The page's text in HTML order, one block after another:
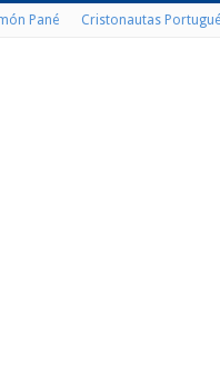
Pané Cristonautas